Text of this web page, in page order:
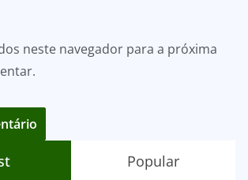
neste navegador para a próxima
Popular